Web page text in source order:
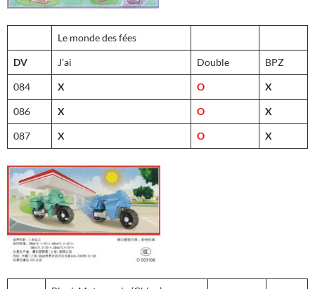
Le monde des fées
DV J’ai Double BPZ
084 X O X
086 X O X
087 X O X